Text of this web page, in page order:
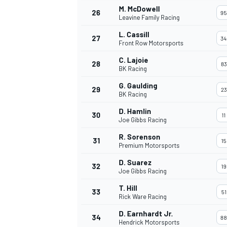
26 M. McDowell
Leavine Family Racing
95
27 L. Cassill
Front Row Motorsports
34
28 C. Lajoie
BK Racing
83
29 G. Gaulding
BK Racing
23
30 D. Hamlin
Joe Gibbs Racing
11
31 R. Sorenson
Premium Motorsports
15
32 D. Suarez
Joe Gibbs Racing
19
33 T. Hill
Rick Ware Racing
51
34 D. Earnhardt Jr.
Hendrick Motorsports
88